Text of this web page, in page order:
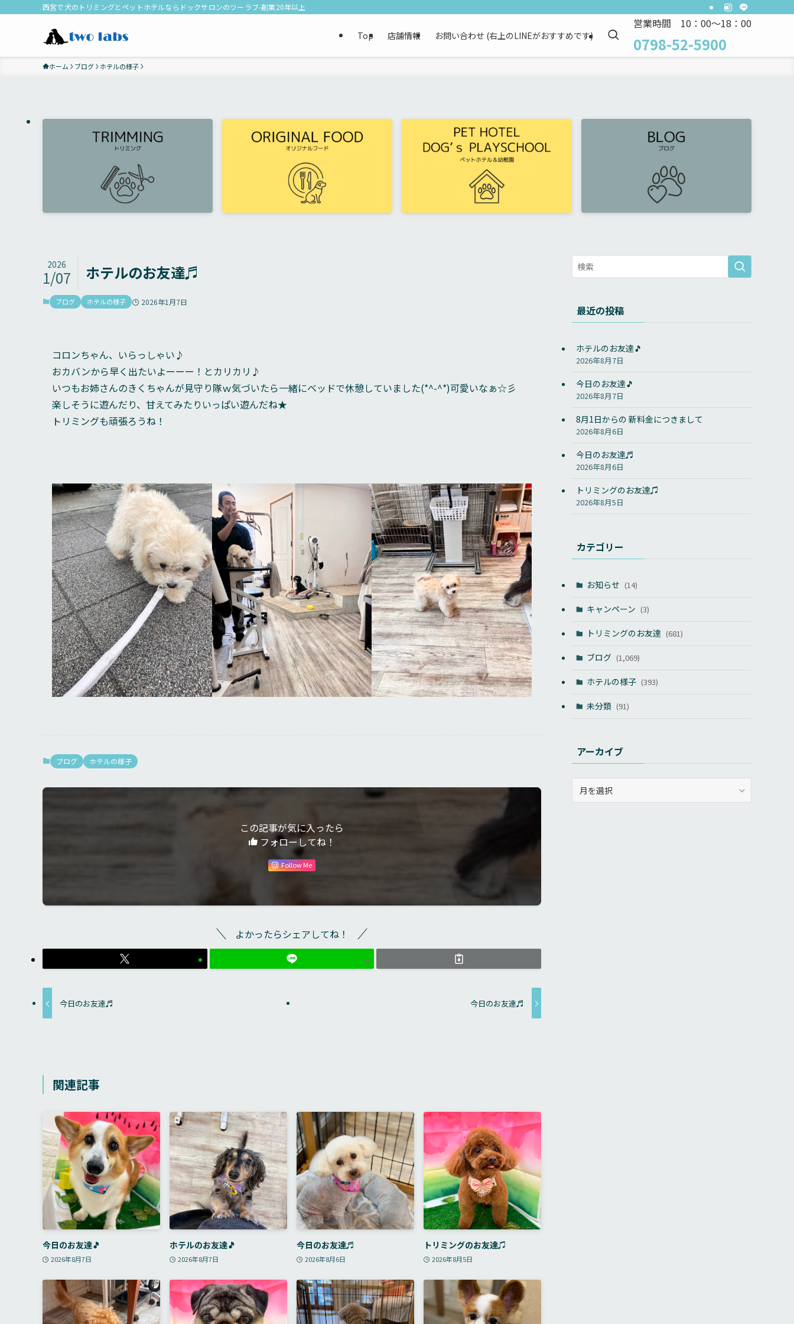
西宮で犬のトリミングとペットホテルならドックサロンのツーラブ-創業20年以上
Top 店舗情報 お問い合わせ (右上のLINEがおすすめです)
営業時間 10：00～18：00
0798-52-5900
ホーム ブログ ホテルの様子
ホテルのお友達♬
2026
1/07
ブログ ホテルの様子 2026年1月7日
コロンちゃん、いらっしゃい♪
おカバンから早く出たいよーーー！とカリカリ♪
いつもお姉さんのきくちゃんが見守り隊ｗ気づいたら一緒にベッドで休憩していました(*^-^*)可愛いなぁ☆彡
楽しそうに遊んだり、甘えてみたりいっぱい遊んだね★
トリミングも頑張ろうね！
ブログ ホテルの様子
この記事が気に入ったら
フォローしてね！
Follow Me
よかったらシェアしてね！
今日のお友達♬ 今日のお友達♬
関連記事
今日のお友達🎵
2026年8月7日
ホテルのお友達🎵
2026年8月7日
今日のお友達♬
2026年8月6日
トリミングのお友達♫
2026年8月5日
最近の投稿
ホテルのお友達🎵
2026年8月7日
今日のお友達🎵
2026年8月7日
8月1日からの 新料金につきまして
2026年8月6日
今日のお友達♬
2026年8月6日
トリミングのお友達♫
2026年8月5日
カテゴリー
お知らせ (14)
キャンペーン (3)
トリミングのお友達 (681)
ブログ (1,069)
ホテルの様子 (393)
未分類 (91)
アーカイブ